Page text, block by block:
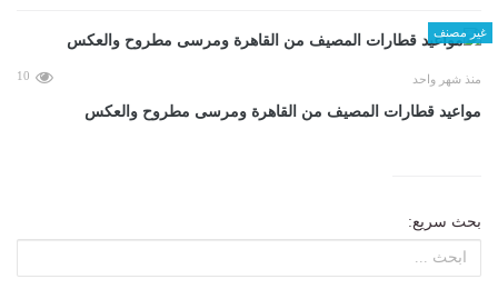
غير مصنف
منذ شهر واحد 10
مواعيد قطارات المصيف من القاهرة ومرسى مطروح والعكس
بحث سريع: